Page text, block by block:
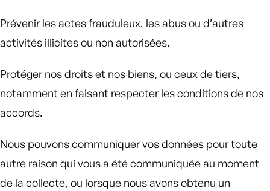
Prévenir les actes frauduleux, les abus ou d’autres
activités illicites ou non autorisées.
Protéger nos droits et nos biens, ou ceux de tiers,
notamment en faisant respecter les conditions de nos
accords.
Nous pouvons communiquer vos données pour toute
autre raison qui vous a été communiquée au moment
de la collecte, ou lorsque nous avons obtenu un